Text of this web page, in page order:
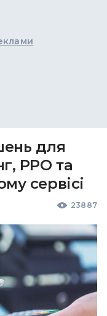
для
РРО та
сервісі
23887